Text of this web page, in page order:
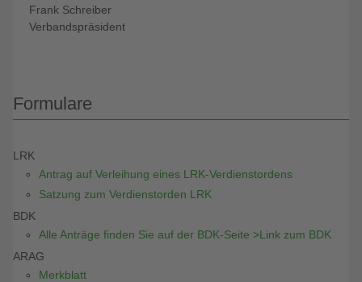
Frank Schreiber
Verbandspräsident
Formulare
LRK
Antrag auf Verleihung eines LRK-Verdienstordens
Satzung zum Verdienstorden LRK
BDK
Alle Anträge finden Sie auf der BDK-Seite >Link zum BDK
ARAG
Merkblatt